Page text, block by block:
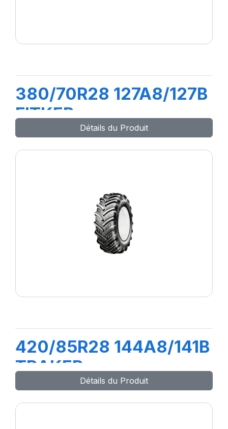
380/70R28 127A8/127B
FITKER
Détails du Produit
420/85R28 144A8/141B
TRAKER
Détails du Produit